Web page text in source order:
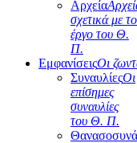
Αρχεία
σχετικά με το
έργο του Θ.
Π.
ΕμφανίσειςΟι
ΣυναυλίεςΟι
επίσημες
συναυλίες
του Θ. Π.